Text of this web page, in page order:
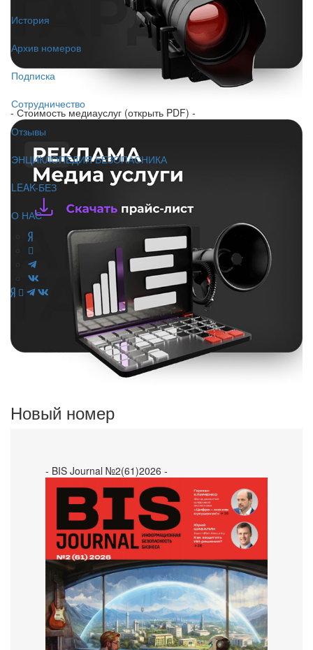
История
Архив номеров
Подписка
Сотрудничество
Отзывы
ЭНЦИКЛОПЕДИЯ БЕЗОПАСНИКА
LEAK-БЕЗ
О НАС
- Стоимость медиауслуг (открыть PDF) -
Новый номер
- BIS Journal №2(61)2026 -